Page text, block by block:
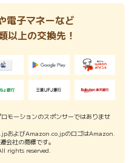
電子マネーなど
以上の交換先！
モーションのスポンサーではありませ
およびAmazon.co.jpのロゴはAmazon.
会社の商標です。
rights reserved.